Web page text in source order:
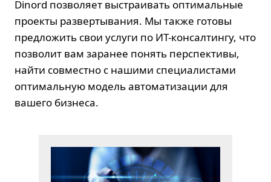
Dinord позволяет выстраивать оптимальные
проекты развертывания. Мы также готовы
предложить свои услуги по ИТ-консалтингу, что
позволит вам заранее понять перспективы,
найти совместно с нашими специалистами
оптимальную модель автоматизации для
вашего бизнеса.